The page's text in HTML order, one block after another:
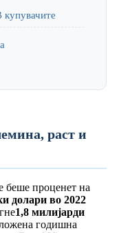
раст и
беше проценет на
долари во 2022
1,8 милијарди
годишна